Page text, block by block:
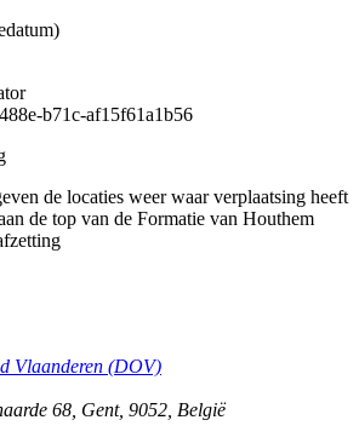
b71c-af15f61a1b56
de locaties weer waar verplaatsing heeft
de top van de Formatie van Houthem
Vlaanderen (DOV)
68 Gent, 9052 België